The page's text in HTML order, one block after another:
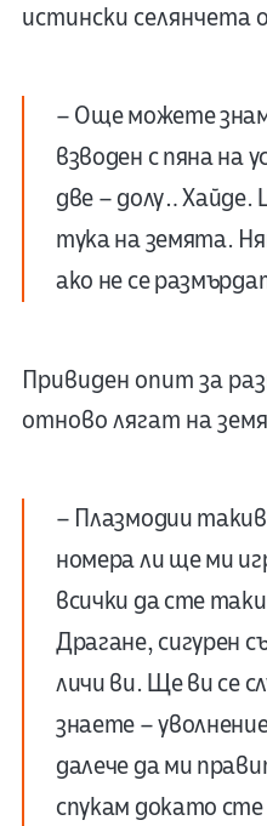
истински селянчета
– Още можете
взводен с пяна на
две – долу…
тука на земята.
ако не се
Привиден опит за
отново лягат на
– Плазмодии
номера ли ще ми
всички да сте
Драгане, сигурен
личи ви. Ще ви се
знаете –
далече да ми
спукам докато